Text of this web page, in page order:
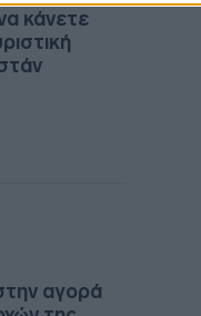
κάνετε
αγορά
14:31